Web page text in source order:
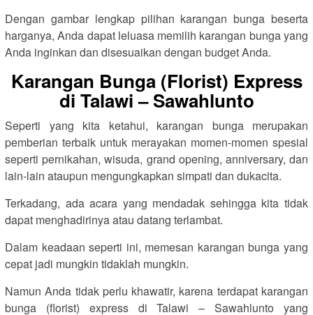
Dengan gambar lengkap pilihan karangan bunga beserta
harganya, Anda dapat leluasa memilih karangan bunga yang
Anda inginkan dan disesuaikan dengan budget Anda.
Karangan Bunga (Florist) Express
di Talawi – Sawahlunto
Seperti yang kita ketahui, karangan bunga merupakan
pemberian terbaik untuk merayakan momen-momen spesial
seperti pernikahan, wisuda, grand opening, anniversary, dan
lain-lain ataupun mengungkapkan simpati dan dukacita.
Terkadang, ada acara yang mendadak sehingga kita tidak
dapat menghadirinya atau datang terlambat.
Dalam keadaan seperti ini, memesan karangan bunga yang
cepat jadi mungkin tidaklah mungkin.
Namun Anda tidak perlu khawatir, karena terdapat karangan
bunga (florist) express di Talawi – Sawahlunto yang